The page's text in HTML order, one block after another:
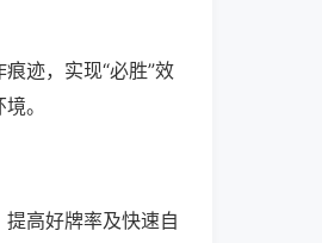
迹，实现“必胜”效
。
高好牌率及快速自